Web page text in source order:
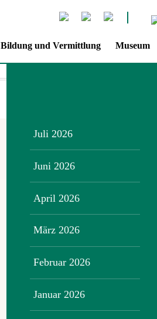
Bildung und Vermittlung Museum
Juli 2026
Juni 2026
April 2026
März 2026
Februar 2026
Januar 2026